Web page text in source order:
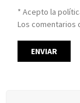
* Acepto la
Los comentarios